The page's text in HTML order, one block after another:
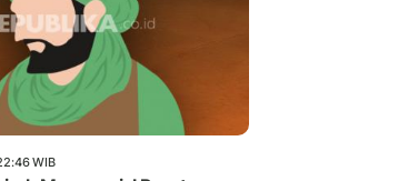
WIB